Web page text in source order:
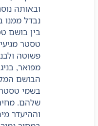
ובאותה
נבדל ממנו
בין בושם
טסטר
פשוטה
מפואר,
הבושם
בשמי
שלהם.
וההיעדר